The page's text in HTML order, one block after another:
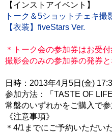
【インストアイベント】
トーク＆5ショットチェキ撮
【衣装】fiveStars Ver.
＊トーク会の参加券はお受
撮影会のみの参加券の発券と
日時：2013年4月5日(金)
参加方法：「TASTE OF
常盤のいずれかをご購入で
《注意事項》
＊4/1までにご予約いただい